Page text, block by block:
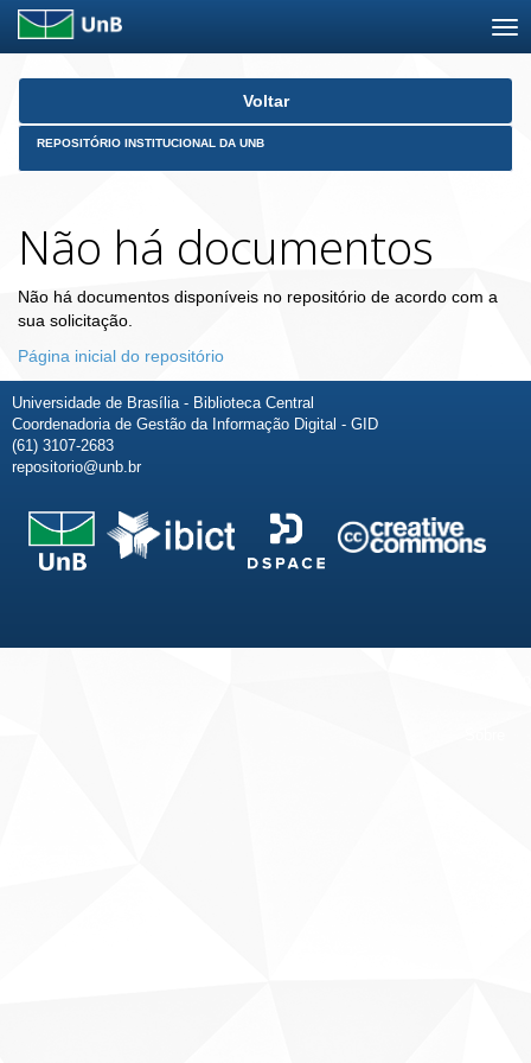
Skip
Voltar
REPOSITÓRIO INSTITUCIONAL DA UNB
Não há documentos
Não há documentos disponíveis no repositório de acordo com a
sua solicitação.
Página inicial do repositório
Universidade de Brasília - Biblioteca Central
Coordenadoria de Gestão da Informação Digital - GID
(61) 3107-2683
repositorio@unb.br